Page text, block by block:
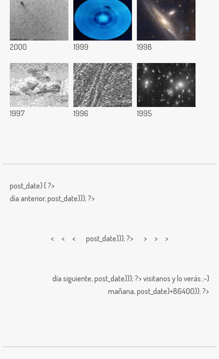
2000 1999 1998
1997 1996 1995
post_date) { ?>
día anterior,post_date))); ?>
< < < post_date))); ?> > > >
día siguiente,post_date))); ?> visitanos y lo verás ;-)
mañana,post_date)+86400)); ?>